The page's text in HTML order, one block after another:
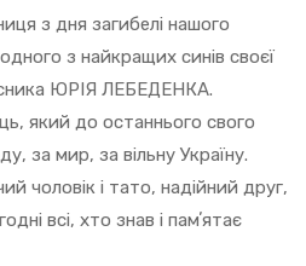
СВІТЛОЇ
ПАМʼЯТІ…
з дня загибелі нашого
з найкращих синів своєї
ЮРІЯ ЛЕБЕДЕНКА.
який до останнього свого
за мир, за вільну Україну.
чоловік і тато, надійний друг,
всі, хто знав і памʼятає